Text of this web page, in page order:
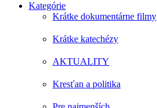
Kategórie
Krátke dokumentárne filmy
Krátke katechézy
AKTUALITY
Kresťan a politika